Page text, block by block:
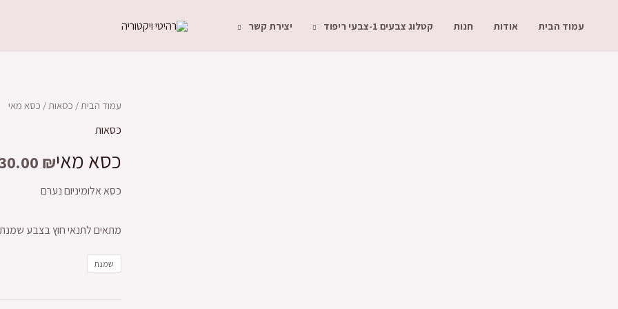
עמוד הבית אודות חנות קטלוג צבעים 1-צבעי ריפוד יצירת קשר
עמוד הבית/ כסאות/ כסא מאי
כסאות
כסא מאי₪
כסא אלומיניום נערם
מתאים לתנאי חוץ בצבע
שמנת